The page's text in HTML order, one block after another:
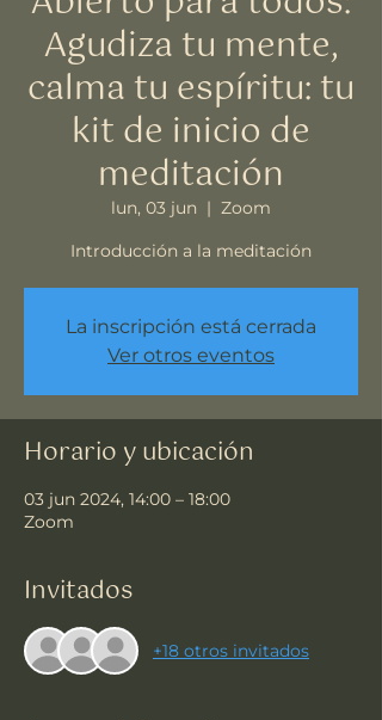
Agudiza tu mente,
calma tu espíritu: tu
kit de inicio de
meditación
lun, 03 jun
  |
Zoom
Introducción a la meditación
La inscripción está cerrada
Ver otros eventos
Horario y ubicación
03 jun 2024, 14:00 – 18:00
Zoom
Invitados
+18 otros invitados